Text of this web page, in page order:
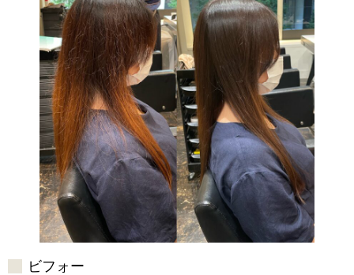
ビフォー